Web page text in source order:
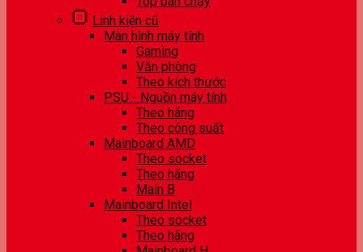
Linh kiện cũ
Màn hình máy tính
Gaming
Văn phòng
Theo kích thước
PSU - Nguồn máy tính
Theo hãng
Theo công suất
Mainboard AMD
Theo socket
Theo hãng
Main B
Mainboard Intel
Theo socket
Theo hãng